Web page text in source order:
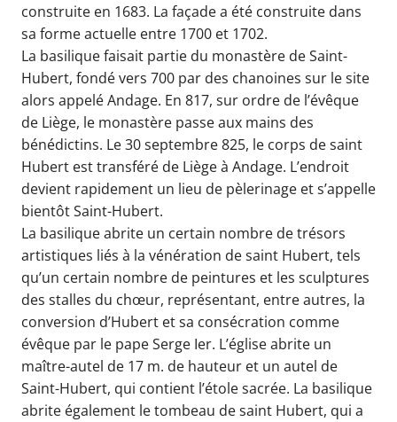
construite en 1683. La façade a été construite dans
sa forme actuelle entre 1700 et 1702.
La basilique faisait partie du monastère de Saint-
Hubert, fondé vers 700 par des chanoines sur le site
alors appelé Andage. En 817, sur ordre de l’évêque
de Liège, le monastère passe aux mains des
bénédictins. Le 30 septembre 825, le corps de saint
Hubert est transféré de Liège à Andage. L’endroit
devient rapidement un lieu de pèlerinage et s’appelle
bientôt Saint-Hubert.
La basilique abrite un certain nombre de trésors
artistiques liés à la vénération de saint Hubert, tels
qu’un certain nombre de peintures et les sculptures
des stalles du chœur, représentant, entre autres, la
conversion d’Hubert et sa consécration comme
évêque par le pape Serge Ier. L’église abrite un
maître-autel de 17 m. de hauteur et un autel de
Saint-Hubert, qui contient l’étole sacrée. La basilique
abrite également le tombeau de saint Hubert, qui a